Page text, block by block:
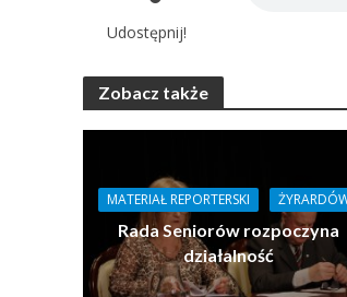
Udostępnij!
Zobacz także
MATERIAŁ REPORTERSKI
Rada Seniorów rozpoczyna
działalność